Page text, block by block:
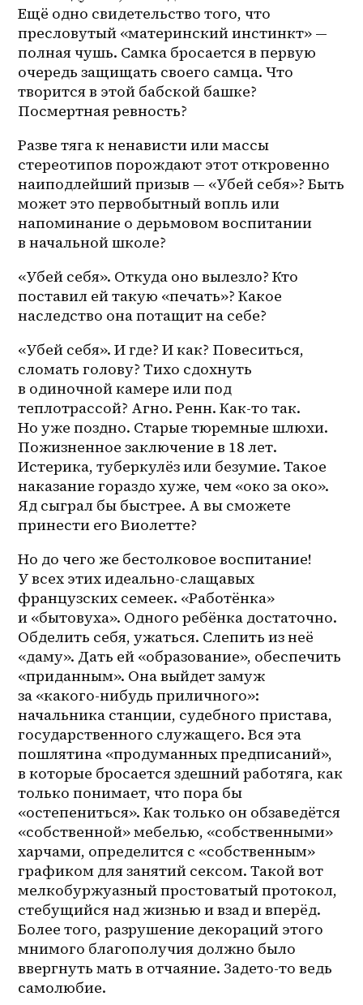
Ещё одно свидетельство того, что
пресловутый «материнский инстинкт» —
полная чушь. Самка бросается в первую
очередь защищать своего самца. Что
творится в этой бабской башке?
Посмертная ревность?
Разве тяга к ненависти или массы
стереотипов порождают этот откровенно
наиподлейший призыв — «Убей себя»? Быть
может это первобытный вопль или
напоминание о дерьмовом воспитании
в начальной школе?
«Убей себя». Откуда оно вылезло? Кто
поставил ей такую «печать»? Какое
наследство она потащит на себе?
«Убей себя». И где? И как? Повеситься,
сломать голову? Тихо сдохнуть
в одиночной камере или под
теплотрассой? Агно. Ренн. Как-то так.
Но уже поздно. Старые тюремные шлюхи.
Пожизненное заключение в 18 лет.
Истерика, туберкулёз или безумие. Такое
наказание гораздо хуже, чем «око за око».
Яд сыграл бы быстрее. А вы сможете
принести его Виолетте?
Но до чего же бестолковое воспитание!
У всех этих идеально-слащавых
французских семеек. «Работёнка»
и «бытовуха». Одного ребёнка достаточно.
Обделить себя, ужаться. Слепить из неё
«даму». Дать ей «образование», обеспечить
«приданным». Она выйдет замуж
за «какого-нибудь приличного»:
начальника станции, судебного пристава,
государственного служащего. Вся эта
пошлятина «продуманных предписаний»,
в которые бросается здешний работяга, как
только понимает, что пора бы
«остепениться». Как только он обзаведётся
«собственной» мебелью, «собственными»
харчами, определится с «собственным»
графиком для занятий сексом. Такой вот
мелкобуржуазный простоватый протокол,
стебущийся над жизнью и взад и вперёд.
Более того, разрушение декораций этого
мнимого благополучия должно было
ввергнуть мать в отчаяние. Задето-то ведь
самолюбие.